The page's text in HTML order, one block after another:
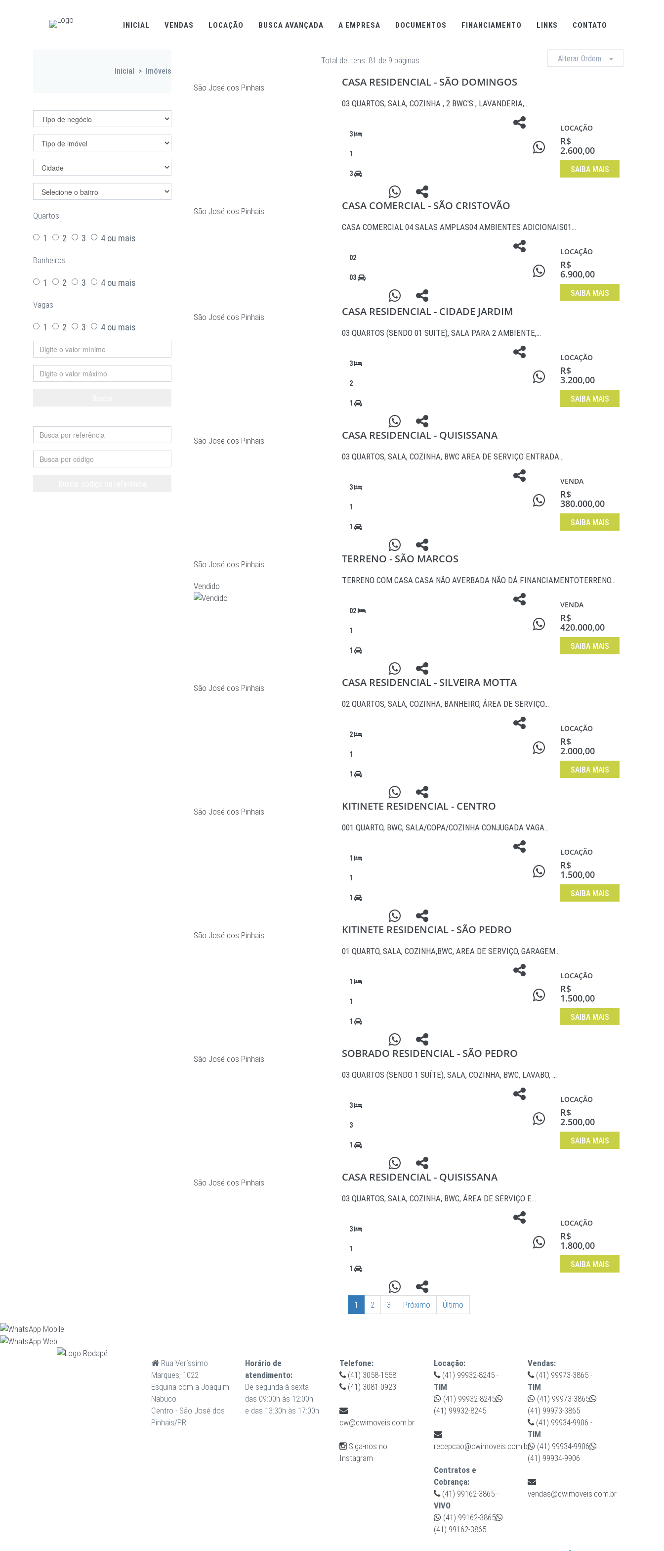
INICIAL VENDAS LOCAÇÃO BUSCA AVANÇADA A EMPRESA DOCUMENTOS FINANCIAMENTO LINKS CONTATO
Inicial > Imóveis
Quartos
1 2 3 4 ou mais
Banheiros
1 2 3 4 ou mais
Vagas
1 2 3 4 ou mais
Total de itens: 81 de 9 páginas Alterar Ordem
São José dos Pinhais CASA RESIDENCIAL - SÃO DOMINGOS
03 QUARTOS, SALA, COZINHA , 2 BWC'S , LAVANDERIA,…
3
1
3
LOCAÇÃO
R$
2.600,00
SAIBA MAIS
São José dos Pinhais CASA COMERCIAL - SÃO CRISTOVÃO
CASA COMERCIAL 04 SALAS AMPLAS04 AMBIENTES ADICIONAIS01…
02
03
LOCAÇÃO
R$
6.900,00
SAIBA MAIS
São José dos Pinhais CASA RESIDENCIAL - CIDADE JARDIM
03 QUARTOS (SENDO 01 SUITE), SALA PARA 2 AMBIENTE,…
3
2
1
LOCAÇÃO
R$
3.200,00
SAIBA MAIS
São José dos Pinhais CASA RESIDENCIAL - QUISISSANA
03 QUARTOS, SALA, COZINHA, BWC AREA DE SERVIÇO ENTRADA…
3
1
1
VENDA
R$
380.000,00
SAIBA MAIS
São José dos Pinhais
Vendido
TERRENO - SÃO MARCOS
TERRENO COM CASA CASA NÃO AVERBADA NÃO DÁ FINANCIAMENTOTERRENO…
02
1
1
VENDA
R$
420.000,00
SAIBA MAIS
São José dos Pinhais CASA RESIDENCIAL - SILVEIRA MOTTA
02 QUARTOS, SALA, COZINHA, BANHEIRO, ÁREA DE SERVIÇO…
2
1
1
LOCAÇÃO
R$
2.000,00
SAIBA MAIS
São José dos Pinhais KITINETE RESIDENCIAL - CENTRO
001 QUARTO, BWC, SALA/COPA/COZINHA CONJUGADA VAGA…
1
1
1
LOCAÇÃO
R$
1.500,00
SAIBA MAIS
São José dos Pinhais KITINETE RESIDENCIAL - SÃO PEDRO
01 QUARTO, SALA, COZINHA,BWC, AREA DE SERVIÇO, GARAGEM…
1
1
1
LOCAÇÃO
R$
1.500,00
SAIBA MAIS
São José dos Pinhais SOBRADO RESIDENCIAL - SÃO PEDRO
03 QUARTOS (SENDO 1 SUÍTE), SALA, COZINHA, BWC, LAVABO, …
3
3
1
LOCAÇÃO
R$
2.500,00
SAIBA MAIS
São José dos Pinhais CASA RESIDENCIAL - QUISISSANA
03 QUARTOS, SALA, COZINHA, BWC, ÁREA DE SERVIÇO E…
3
1
1
LOCAÇÃO
R$
1.800,00
SAIBA MAIS
1 2 3 Próximo Último
Rua Veríssimo
Marques, 1022
Esquina com a Joaquim
Nabuco
Centro - São José dos
Pinhais/PR
Horário de
atendimento:
De segunda à sexta
das 09:00h às 12:00h
e das 13:30h às 17:00h
Telefone:
(41) 3058-1558
(41) 3081-0923
cw@cwimoveis.com.br
Siga-nos no
Instagram
Locação:
(41) 99932-8245-
TIM
(41) 99932-8245
(41) 99932-8245
recepcao@cwimoveis.com.br
Contratos e
Cobrança:
(41) 99162-3865-
VIVO
(41) 99162-3865
(41) 99162-3865
Vendas:
(41) 99973-3865 -
TIM
(41) 99973-3865
(41) 99973-3865
(41) 99934-9906 -
TIM
(41) 99934-9906
(41) 99934-9906
vendas@cwimoveis.com.br